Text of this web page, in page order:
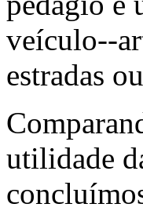
veículo--
estradas
utilidade